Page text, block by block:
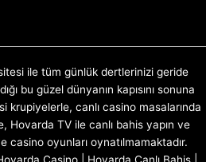
ile tüm günlük dertlerinizi geride
bu güzel dünyanın kapısını sonuna
krupiyelerle, canlı casino masalarında
Hovarda TV ile canlı bahis yapın ve
casino oyunları oynatılmamaktadır.